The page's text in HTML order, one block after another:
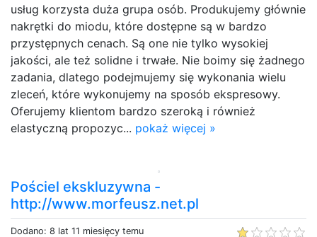
usług korzysta duża grupa osób. Produkujemy głównie
nakrętki do miodu, które dostępne są w bardzo
przystępnych cenach. Są one nie tylko wysokiej
jakości, ale też solidne i trwałe. Nie boimy się żadnego
zadania, dlatego podejmujemy się wykonania wielu
zleceń, które wykonujemy na sposób ekspresowy.
Oferujemy klientom bardzo szeroką i również
elastyczną propozyc... pokaż więcej »
Pościel ekskluzywna -
http://www.morfeusz.net.pl
Dodano: 8 lat 11 miesięcy temu